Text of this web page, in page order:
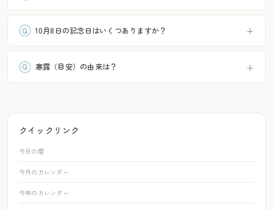
10月8日の記念日はいくつありますか？
寒露（目安）の由来は？
クイックリンク
今日の暦
今月のカレンダー
今年のカレンダー